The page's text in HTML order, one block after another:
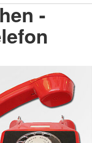
-